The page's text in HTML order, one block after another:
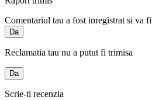
Comentariul tau a fost inregistrat si va
Da
Reclamatia tau nu a putut fi trimisa
Da
Scrie-ti recenzia